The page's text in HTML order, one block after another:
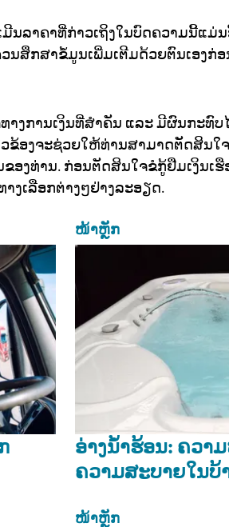
ນລາຄາທີ່ກ່າວເຖິງໃນບົດຄວາມນີ້ແ
ນສຶກສາຂໍ້ມູນເພີ່ມເຕີມດ້ວຍຕົນເອງກ່
ງການເງິນທີ່ສຳຄັນ ແລະ ມີຜົນກະທົບ
ຂ້ອງຈະຊ່ວຍໃຫ້ທ່ານສາມາດຕັດສິນໃ
ອງທ່ານ. ກ່ອນຕັດສິນໃຈຂໍກູ້ຢືມເງິນເ
ງເລືອກຕ່າງໆຢ່າງລະອຽດ.
ໜ້າຫຼັກ
ອ່າງນໍ້າຮ້ອນ: ຄວາ
ຄວາມສະບາຍໃນບ້
ໜ້າຫຼັກ